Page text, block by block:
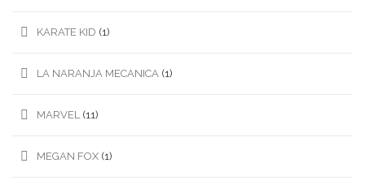
KARATE KID (1)
LA NARANJA MECANICA (1)
MARVEL (11)
MEGAN FOX (1)